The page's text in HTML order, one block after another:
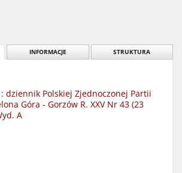
INFORMACJE STRUKTURA
dziennik Polskiej Zjednoczonej Partii
Góra - Gorzów R. XXV Nr 43 (23
A